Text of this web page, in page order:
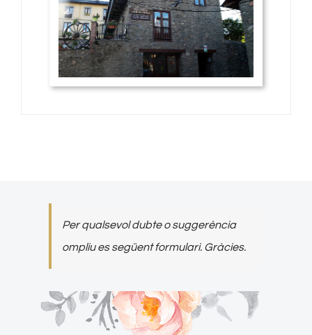
Per qualsevol dubte o suggerència
ompliu es següent formulari. Gràcies.